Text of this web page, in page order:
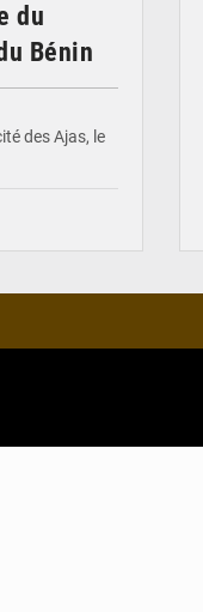
du
Bénin
des Ajas, le